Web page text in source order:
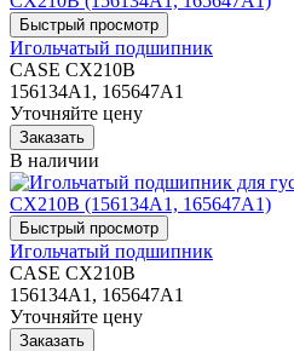
Игольчатый подшипник
CASE CX210B
156134A1, 165647A1
Уточняйте цену
В наличии
Игольчатый подшипник
CASE CX210B
156134A1, 165647A1
Уточняйте цену